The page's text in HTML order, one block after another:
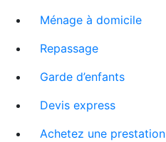
Ménage à domicile
Repassage
Garde d’enfants
Devis express
Achetez une prestation